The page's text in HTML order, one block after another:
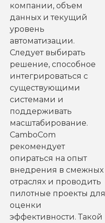
компании, объем
данных и текущий
уровень
автоматизации.
Следует выбирать
решение, способное
интегрироваться с
существующими
системами и
поддерживать
масштабирование.
CamboCom
рекомендует
опираться на опыт
внедрения в смежных
отраслях и проводить
пилотные проекты для
оценки
эффективности. Такой